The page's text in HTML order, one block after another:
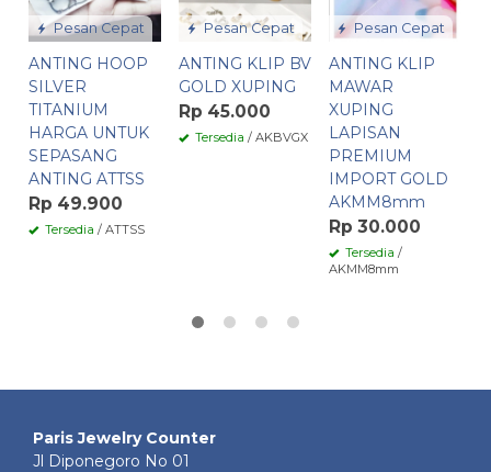
Pesan Cepat
ANTING HOOP
SILVER
TITANIUM
HARGA UNTUK
SEPASANG
ANTING ATTSS
Rp 49.900
Tersedia / ATTSS
Pesan Cepat
ANTING KLIP BV
GOLD XUPING
Rp 45.000
Tersedia / AKBVGX
Pesan Cepat
ANTING KLIP
MAWAR
XUPING
LAPISAN
PREMIUM
IMPORT GOLD
AKMM8mm
Rp 30.000
Tersedia /
AKMM8mm
Paris Jewelry Counter
Jl Diponegoro No 01